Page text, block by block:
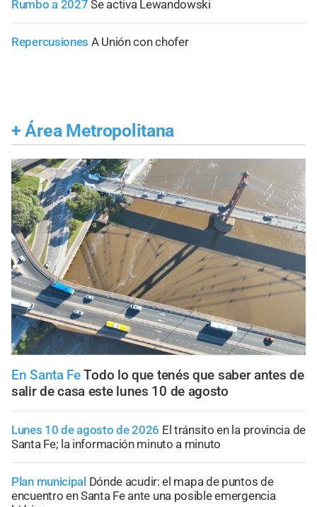
Rumbo a 2027 Se activa Lewandowski
Repercusiones A Unión con chofer
+ Área Metropolitana
En Santa FeTodo lo que tenés que saber antes de
salir de casa este lunes 10 de agosto
Lunes 10 de agosto de 2026 El tránsito en la provincia de
Santa Fe; la información minuto a minuto
Plan municipal Dónde acudir: el mapa de puntos de
encuentro en Santa Fe ante una posible emergencia